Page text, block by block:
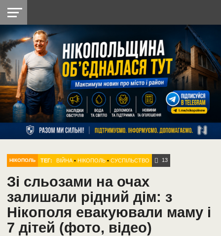
НІКОПОЛЬ
РАЙОН
СІЧЕСЛАВСЬКА
УКРАЇНА
РЕТРО
НІКОПОЛЬ
ЛАЙТ
УКРАЇНА
ДОПОМОГА
РАДІО
НІКОПОЛЬ ТЕГ: ВІЙНА •НІКОПОЛЬ •СУСПІЛЬСТВО 13
Зі сльозами на очах
залишали рідний дім: з
Нікополя евакуювали маму і
7 дітей (фото, відео)